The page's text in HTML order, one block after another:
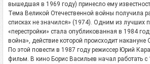
вышедшая в 1969 году) принесло ему
Тема Великой Отечественной войны получила
списках не значился» (1974). Одним из лучших
«перестройки» стала опубликованная в 1984
война», действие которой происходит накануне
По этой повести в 1987 году режиссер Юрий
фильм. В кино Борис Васильев начал работать с